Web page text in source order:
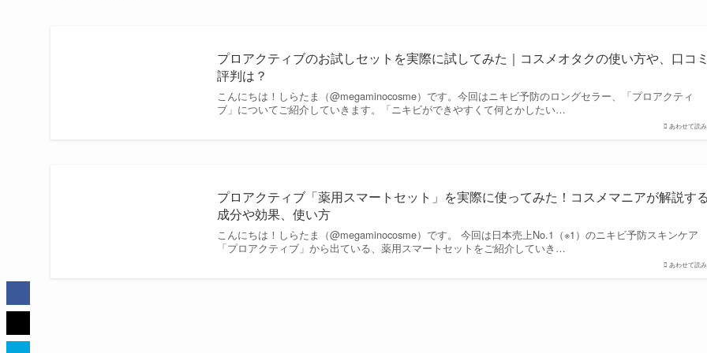
あわせて読
プロアクティブのお試しセットを実際に試してみた｜コスメオタクの使い方や、口コミ
評判は？
こんにちは！しらたま（@megaminocosme）です。今回はニキビ予防のロングセラー、「プロアクティ
ブ」についてご紹介していきます。「ニキビができやすくて何とかしたい…
あわせて読
プロアクティブ「薬用スマートセット」を実際に使ってみた！コスメマニアが解説する
成分や効果、使い方
こんにちは！しらたま（@megaminocosme）です。 今回は日本売上No.1（※1）のニキビ予防スキンケア
「プロアクティブ」から出ている、薬用スマートセットをご紹介していき…